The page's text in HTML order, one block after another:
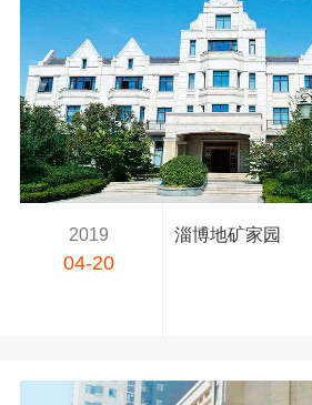
2019
04-20
淄博地矿家园